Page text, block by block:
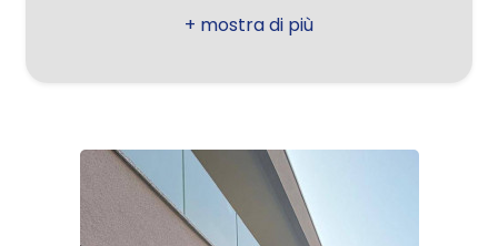
CAP: 20031
Bagni: 2
Giardino
Posto auto/Box